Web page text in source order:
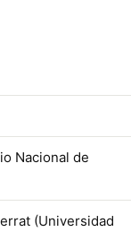
Nacional de
(Universidad